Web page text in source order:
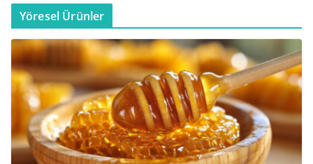
Yöresel Ürünler